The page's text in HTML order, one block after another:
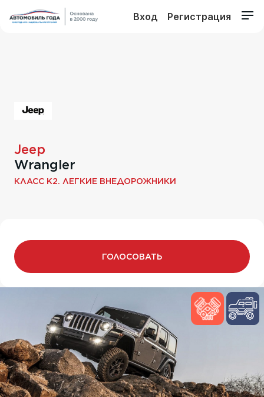
Вход Регистрация
Jeep
Wrangler
КЛАСС K2. ЛЕГКИЕ ВНЕДОРОЖНИКИ
ГОЛОСОВАТЬ